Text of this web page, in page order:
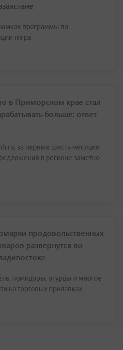
программы по
тигра
в Приморском крае стал
больше: ответ
за первые шесть месяцев
в регионе заметно
продовольственных
развернутся во
помидоры, огурцы и многое
на торговых прилавках